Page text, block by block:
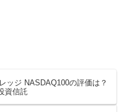
ッジ NASDAQ100の評価は？
資信託